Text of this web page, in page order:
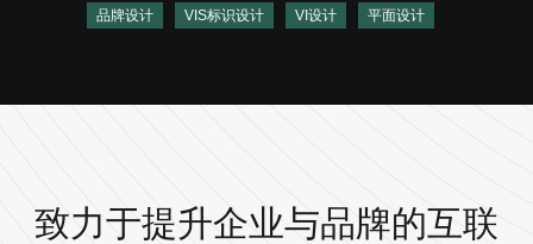
品牌设计 VIS标识设计 VI设计 平面设计
致力于提升企业与品牌的互联